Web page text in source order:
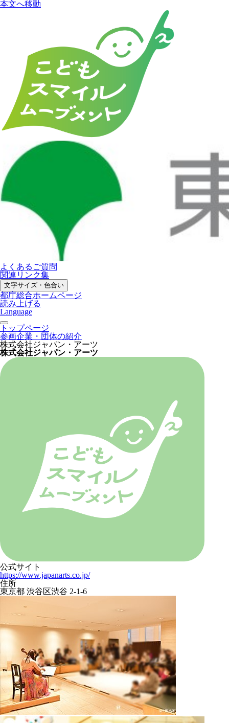
本文へ移動
よくあるご質問
関連リンク集
文字サイズ・色合い
都庁総合ホームページ
読み上げる
Language
トップページ
参画企業・団体の紹介
株式会社ジャパン・アーツ
株式会社ジャパン・アーツ
公式サイト
https://www.japanarts.co.jp/
住所
東京都 渋谷区渋谷 2-1-6